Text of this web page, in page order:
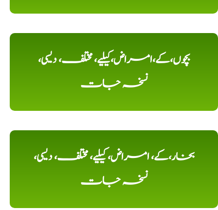
بچوں،کے،امراض،کیلیے، مختلف، دیسی،
نسخہ جات
بخار،کے، امراض، کیلیے، مختلف، دیسی،
نسخہ جات